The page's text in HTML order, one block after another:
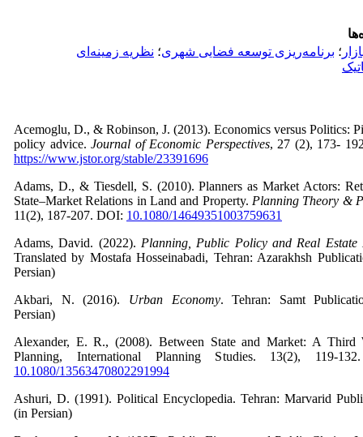
؛ برنامه‌ریزی توسعه فضایی شهری؛ نظریه زمینه‌ای
Acemoglu, D., & Robinson, J. (2013). Economics versus Politics:
policy advice. Journal of Economic Perspectives, 27 (2), 173-
https://www.jstor.org/stable/23391696
Adams, D., & Tiesdell, S. (2010). Planners as Market Actors:
State–Market Relations in Land and Property. Planning Theory &
11(2), 187-207. DOI: 10.1080/14649351003759631
Adams, David. (2022). Planning, Public Policy and Real Estate
Translated by Mostafa Hosseinabadi, Tehran: Azarakhsh
Persian)
Akbari, N. (2016). Urban Economy. Tehran: Samt
Persian)
Alexander, E. R., (2008). Between State and Market: A Third
Planning, International Planning Studies. 13(2), 119-
10.1080/13563470802291994
Ashuri, D. (1991). Political Encyclopedia. Tehran: Marvarid
(in Persian)